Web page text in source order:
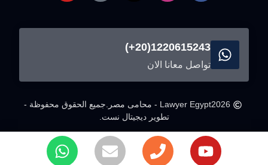
1220615243(20+)
تواصل معانا الان
2026Lawyer Egypt - محامى مصر.
جميع الحقوق محفوظة -
تطوير ديجيتال نست.